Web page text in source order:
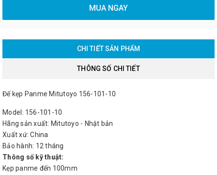
MUA NGAY
CHI TIẾT SẢN PHẨM
THÔNG SỐ CHI TIẾT
Đế kẹp Panme Mitutoyo 156-101-10
Model: 156-101-10
Hãng sản xuất: Mitutoyo - Nhật bản
Xuất xứ: China
Bảo hành: 12 tháng
Thông số kỹ thuật:
Kẹp panme đến 100mm